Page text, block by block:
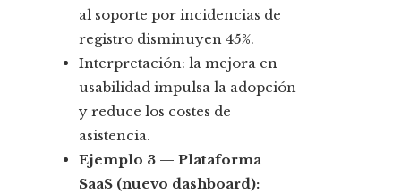
al soporte por incidencias de
registro disminuyen 45%.
Interpretación: la mejora en
usabilidad impulsa la adopción
y reduce los costes de
asistencia.
Ejemplo 3 — Plataforma
SaaS (nuevo dashboard):